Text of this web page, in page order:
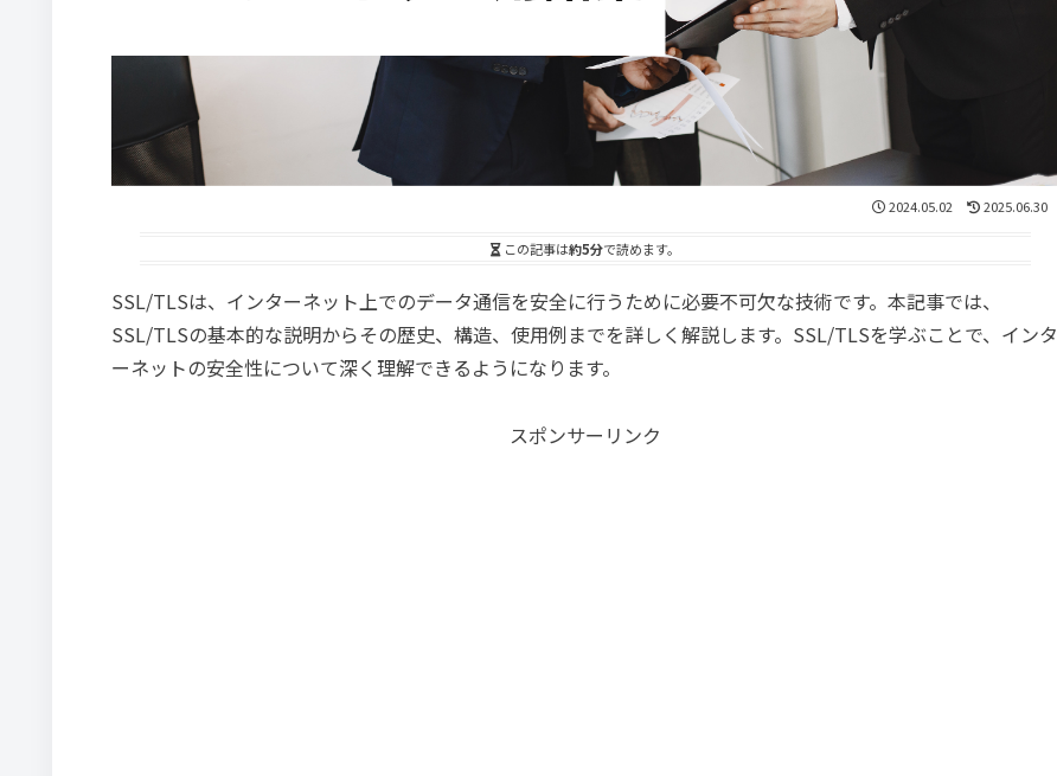
2024.05.02 2025.06.30
この記事は約5分で読めます。
SSL/TLSは、インターネット上でのデータ通信を安全に行うために必要不可欠な技術です。本記事では、
SSL/TLSの基本的な説明からその歴史、構造、使用例までを詳しく解説します。SSL/TLSを学ぶことで、インタ
ーネットの安全性について深く理解できるようになります。
スポンサーリンク